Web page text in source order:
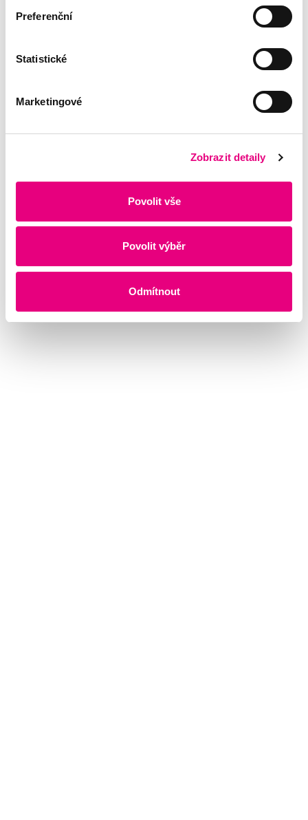
Preferenční
Statistické
Marketingové
Zobrazit detaily
Povolit vše
Povolit výběr
Odmítnout